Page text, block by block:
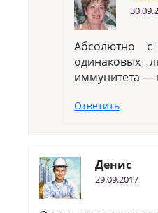
Абсолютно с
одинаковых
иммунитета —
Ответить
Денис
29.09.2017